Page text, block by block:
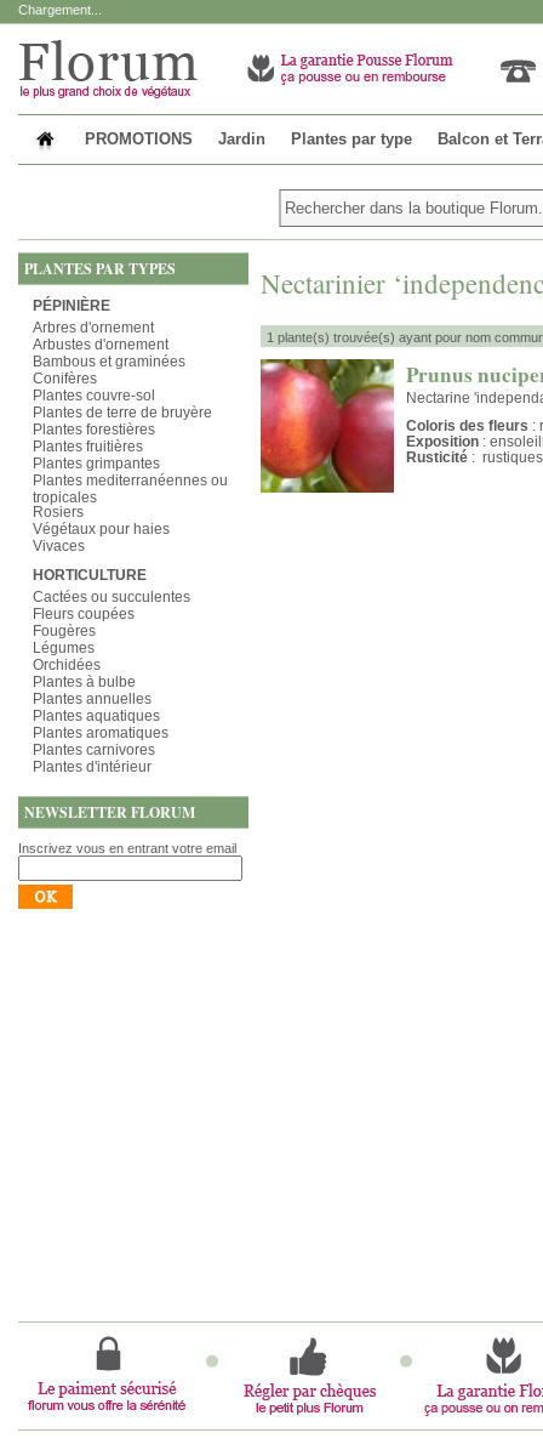
Chargement...
PROMOTIONS Jardin Plantes par type Balcon et
PLANTES PAR TYPES
PÉPINIÈRE
Arbres d'ornement
Arbustes d'ornement
Bambous et graminées
Conifères
Plantes couvre-sol
Plantes de terre de bruyère
Plantes forestières
Plantes fruitières
Plantes grimpantes
Plantes mediterranéennes ou
tropicales
Rosiers
Végétaux pour haies
Vivaces
HORTICULTURE
Cactées ou succulentes
Fleurs coupées
Fougères
Légumes
Orchidées
Plantes à bulbe
Plantes annuelles
Plantes aquatiques
Plantes aromatiques
Plantes carnivores
Plantes d'intérieur
NEWSLETTER FLORUM
Inscrivez vous en entrant votre email
Nectarinier
1 plante(s) trouvée(s) ayant pour nom
Prunus
Nectarine
Coloris des fleurs :
Exposition :
Rusticité : rustiques